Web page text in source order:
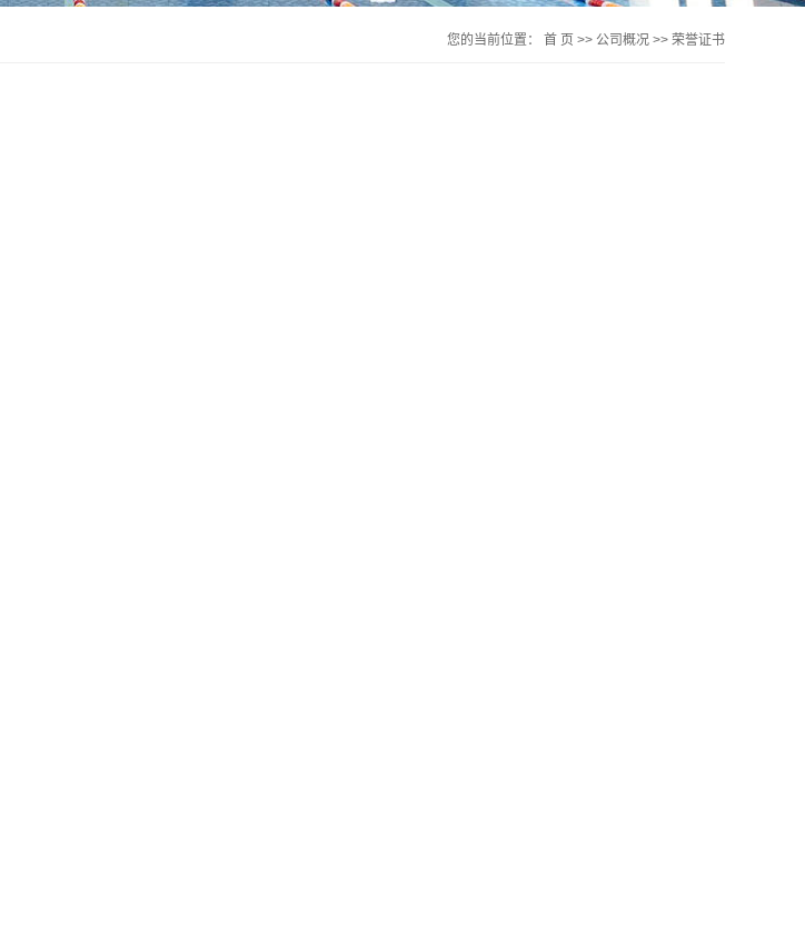
您的当前位置： 首 页 >> 公司概况 >> 荣誉证书